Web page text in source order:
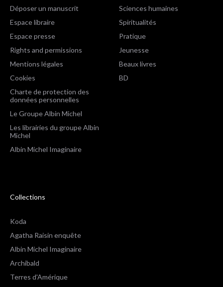
Déposer un manuscrit
Espace libraire
Espace presse
Rights and permissions
Mentions légales
Cookies
Charte de protection des
données personnelles
Le Groupe Albin Michel
Les librairies du groupe Albin
Michel
Albin Michel Imaginaire
Sciences humaines
Spiritualités
Pratique
Jeunesse
Beaux livres
BD
Collections
Koda
Agatha Raisin enquête
Albin Michel Imaginaire
Archibald
Terres d'Amérique